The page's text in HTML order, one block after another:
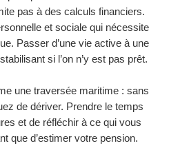
pas à des calculs financiers.
et sociale qui nécessite
Passer d’une vie active à une
si l’on n’y est pas prêt.
une traversée maritime : sans
de dériver. Prendre le temps
et de réfléchir à ce qui vous
que d’estimer votre pension.